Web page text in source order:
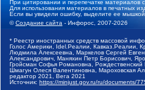
При цитировании и перепечатке
Для использования материалов в печатных
Если вы увидели ошибку, выделите ее
©Создание сайта - Инфорос, 2007-2026
* Реестр иностранных средств массовой
Голос Америки, Idel.Реалии, Кавказ.Реалии,
Людмила Алексеевна, Маркелов Сергей
Александрович, Маняхин Петр Борисович,
Гройсман Софья Романовна,
Шмагун Олеся Валентиновна, Мароховская
редактор 2021, Вега 2021
Источник: https://minjust.gov.ru/ru/documents/